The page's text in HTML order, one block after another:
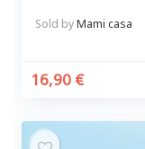
Sold byMami casa
16,90 €